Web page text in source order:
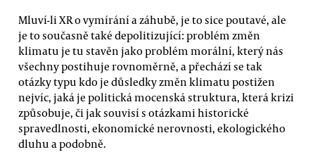
Mluví-li XR o vymírání a záhubě, je to sice poutavé, ale
je to současně také depolitizující: problém změn
klimatu je tu stavěn jako problém morální, který nás
všechny postihuje rovnoměrně, a přechází se tak
otázky typu kdo je důsledky změn klimatu postižen
nejvíc, jaká je politická mocenská struktura, která krizi
způsobuje, či jak souvisí s otázkami historické
spravedlnosti, ekonomické nerovnosti, ekologického
dluhu a podobně.